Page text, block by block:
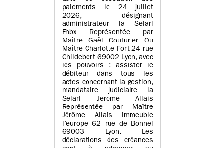
paiements le 24 juillet
2026, désignant
administrateur la Selarl
Fhbx Représentée par
Maître Gaël Couturier Ou
Maître Charlotte Fort 24 rue
Childebert 69002 Lyon, avec
les pouvoirs : assister le
débiteur dans tous les
actes concernant la gestion,
mandataire judiciaire la
Selarl Jerome Allais
Représentée par Maître
Jérôme Allais immeuble
l’europe 62 rue de Bonnel
69003 Lyon. Les
déclarations des créances